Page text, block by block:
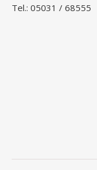
Tel.: 05031 / 68555